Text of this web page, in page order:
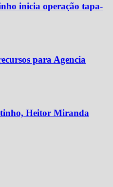
inicia operação tapa-
para Agencia
Heitor Miranda